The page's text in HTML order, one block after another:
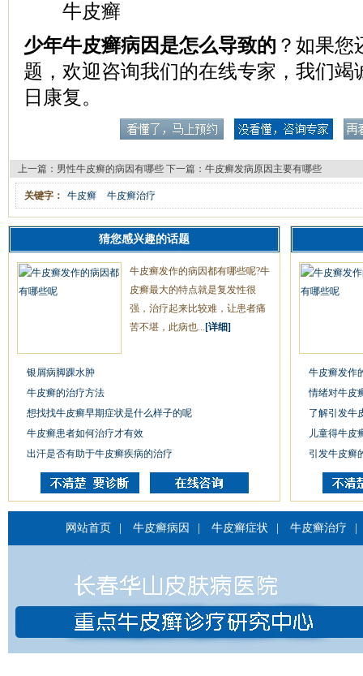
牛皮癣
少年牛皮癣病因是怎么导致的 ？如果您
题，欢迎咨询我们的在线专家，我们竭
日康复。
上一篇： 男性牛皮癣的病因有哪些 下一篇： 牛皮癣发病原因主要有哪些
关键字： 牛皮癣 牛皮癣治疗
猜您感兴趣的话题
牛皮癣发作的病因都有哪些呢?牛
皮癣最大的特点就是复发性很
强，治疗起来比较难，让患者痛
苦不堪，此病也... [详细]
银屑病脚踝水肿
牛皮癣的治疗方法
想找找牛皮癣早期症状是什么样子的呢
牛皮癣患者如何治疗才有效
出汗是否有助于牛皮癣疾病的治疗
牛皮癣发作
情绪对牛皮
了解引发牛
儿童得牛皮
引发牛皮癣
网站首页 牛皮癣病因 牛皮癣症状 牛皮癣治疗